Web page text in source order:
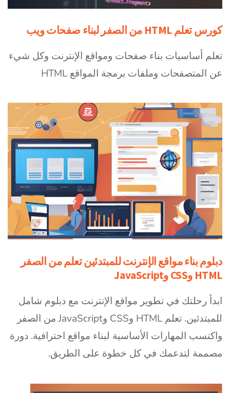
كورس تعلم HTML من الصفر لبناء صفحات ويب
تعلم أساسيات بناء صفحات ومواقع الإنترنت وكل شيء
عن المتصفحات وملفات برمجة المواقع HTML
دبلوم بناء مواقع الإنترنت للمبتدئين تعلم من الصفر
HTML وCSS وJavaScript
ابدأ رحلتك في تطوير مواقع الإنترنت مع دبلوم شامل
للمبتدئين. تعلم HTML وCSS وJavaScript من الصفر
واكتسب المهارات الأساسية لبناء مواقع احترافية. دورة
مصممة لتدعمك في كل خطوة على الطريق.